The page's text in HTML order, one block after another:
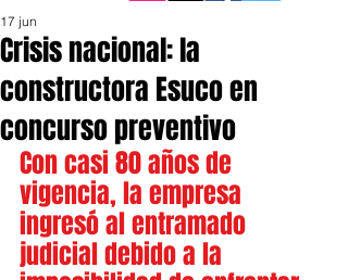
Crisis nacional: la
constructora Esuco en
concurso preventivo
17 jun
Con casi 80 años de
vigencia, la empresa
ingresó al entramado
judicial debido a la